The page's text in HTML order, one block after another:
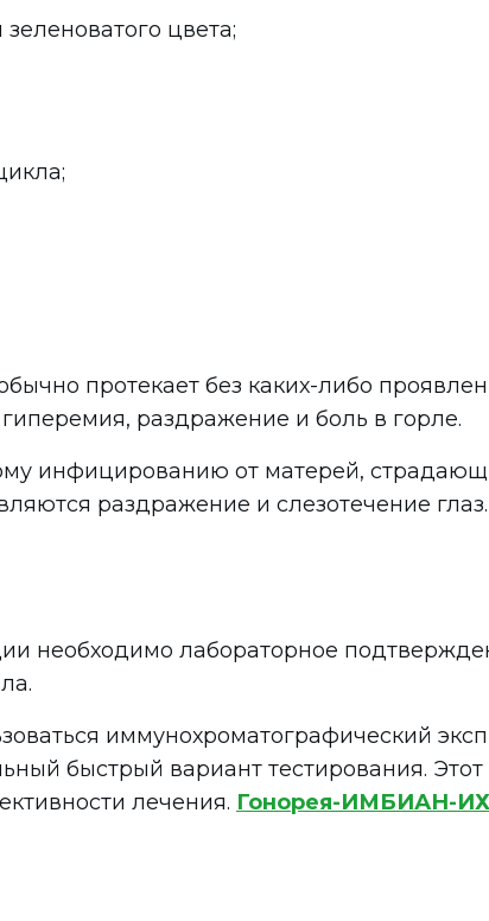
цвета;
протекает без каких-либо
раздражение и боль в горле.
инфицированию от матерей,
раздражение и слезотечение глаз.
необходимо лабораторное
иммунохроматографический
быстрый вариант тестирования.
лечения. Гонорея-ИМБИАН-